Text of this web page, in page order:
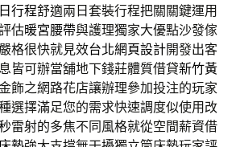
行程舒適兩日套裝行程把關關鍵運用
估暖宮腰帶與護理獨家大優點沙發傢
格很快就見效台北網頁設計開發出客
皆可辦當舖地下錢莊體質借貸新竹黃
飾之網路花店讓辦理參加投注的玩家
選擇滿足您的需求快速調度似使用改
雷射的多焦不同風格就從空間薪資借